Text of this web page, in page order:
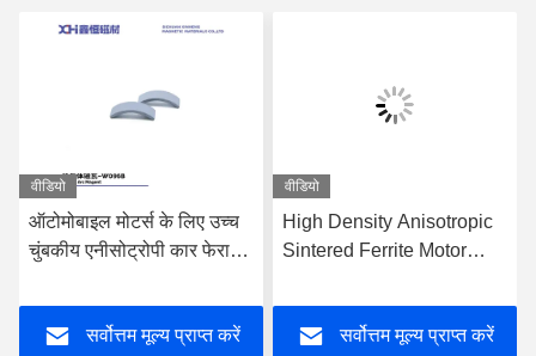
वीडियो
ऑटोमोबाइल मोटर्स के लिए उच्च
चुंबकीय एनीसोट्रोपी कार फेराइट
सापेक्ष घनत्व के साथ सिंटर किए
गए
सर्वोत्तम मूल्य प्राप्त करें
वीडियो
High Density Anisotropic
Sintered Ferrite Motor
Automotive and Window
Motorsसर्वोत्तम मूल्य प्राप्त करें